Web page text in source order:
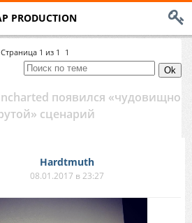
PRODUCTION
Страница 1 из 1 1
появился «чудовищно
сценарий
Hardtmuth
08.01.2017 в 23:27